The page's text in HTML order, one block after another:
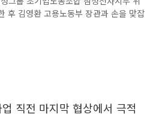
후 김영환 고용노동부 장관과 손을 맞잡
직전 마지막 협상에서 극적